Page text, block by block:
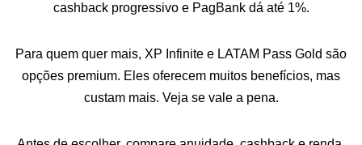
cashback progressivo e PagBank dá até 1%.
Para quem quer mais, XP Infinite e LATAM Pass Gold são
opções premium. Eles oferecem muitos benefícios, mas
custam mais. Veja se vale a pena.